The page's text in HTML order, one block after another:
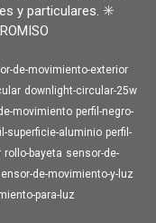
y particulares. ✳️
de-movimiento-exterior
downlight-circular-25w
movimiento perfil-negro-
superficie-aluminio perfil-
rollo-bayeta sensor-de-
de-movimiento-y-luz
para-luz